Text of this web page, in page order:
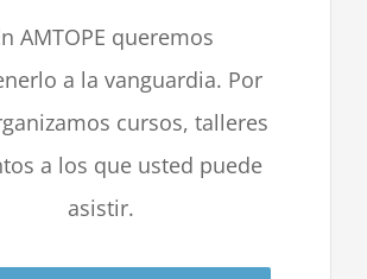
AMTOPE queremos
a la vanguardia. Por
cursos, talleres
a los que usted puede
asistir.